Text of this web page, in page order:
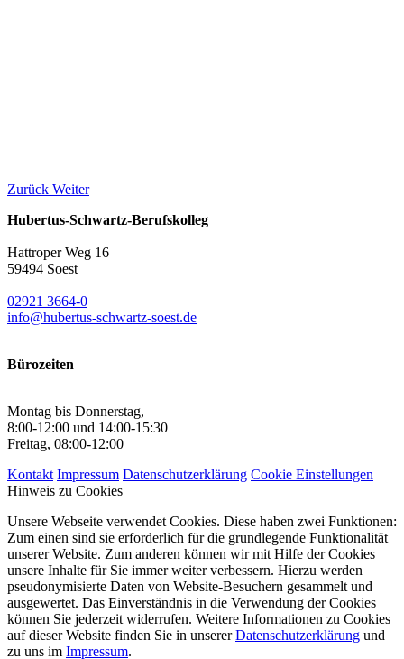
Zurück Weiter
Hubertus-Schwartz-Berufskolleg
Hattroper Weg 16
59494 Soest
02921 3664-0
info@hubertus-schwartz-soest.de
Bürozeiten
Montag bis Donnerstag,
8:00-12:00 und 14:00-15:30
Freitag, 08:00-12:00
Kontakt Impressum Datenschutzerklärung Cookie Einstellungen
Hinweis zu Cookies
Unsere Webseite verwendet Cookies. Diese haben zwei Funktionen:
Zum einen sind sie erforderlich für die grundlegende Funktionalität
unserer Website. Zum anderen können wir mit Hilfe der Cookies
unsere Inhalte für Sie immer weiter verbessern. Hierzu werden
pseudonymisierte Daten von Website-Besuchern gesammelt und
ausgewertet. Das Einverständnis in die Verwendung der Cookies
können Sie jederzeit widerrufen. Weitere Informationen zu Cookies
auf dieser Website finden Sie in unsererDatenschutzerklärung und
zu uns im Impressum.